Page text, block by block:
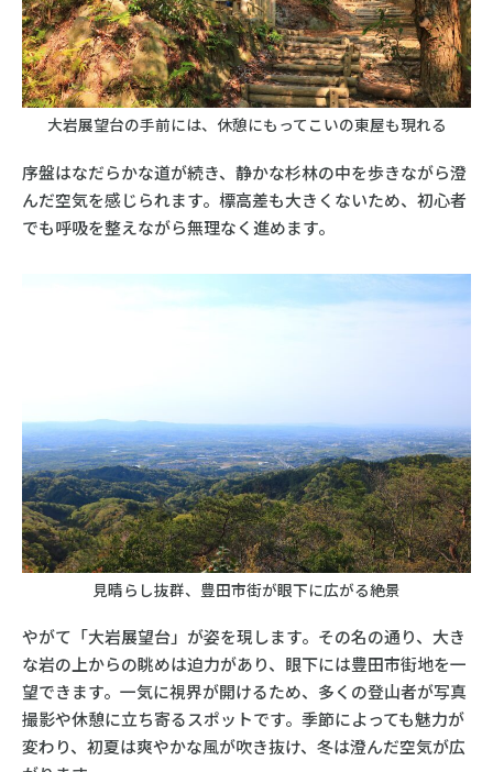
大岩展望台の手前には、休憩にもってこいの東屋も現れる
序盤はなだらかな道が続き、静かな杉林の中を歩きながら澄
んだ空気を感じられます。標高差も大きくないため、初心者
でも呼吸を整えながら無理なく進めます。
見晴らし抜群、豊田市街が眼下に広がる絶景
やがて「大岩展望台」が姿を現します。その名の通り、大き
な岩の上からの眺めは迫力があり、眼下には豊田市街地を一
望できます。一気に視界が開けるため、多くの登山者が写真
撮影や休憩に立ち寄るスポットです。季節によっても魅力が
変わり、初夏は爽やかな風が吹き抜け、冬は澄んだ空気が広